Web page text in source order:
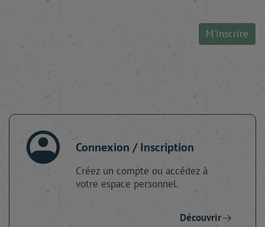
M'inscrire
Connexion / Inscription
Créez un compte ou accédez à
votre espace personnel.
Découvrir